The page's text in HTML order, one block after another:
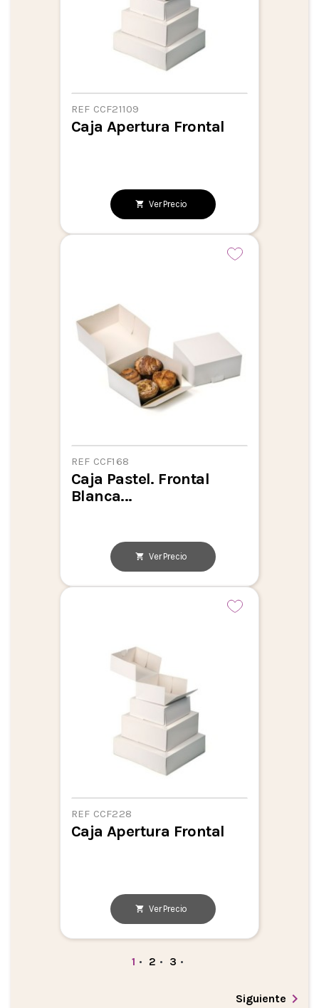
REF CCF21109
Caja Apertura Frontal
Ver Precio
REF CCF168
Caja Pastel. Frontal
Blanca...
Ver Precio
REF CCF228
Caja Apertura Frontal
Ver Precio
1 • 2 • 3 •
Siguiente 